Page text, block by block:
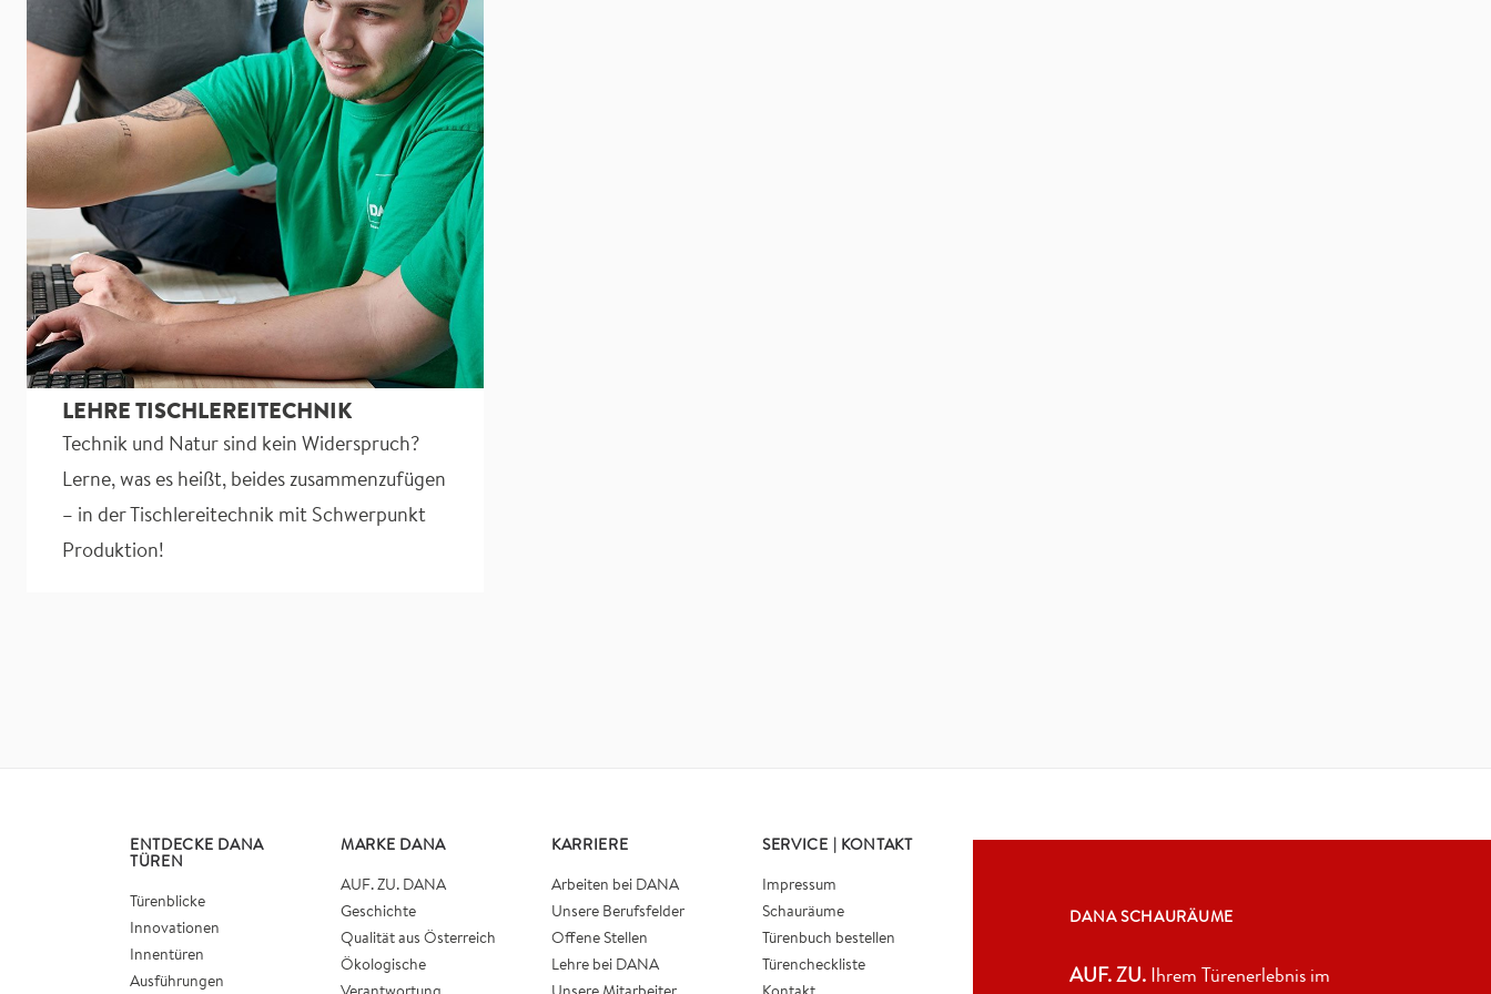
LEHRE TISCHLEREITECHNIK
Technik und Natur sind kein Widerspruch?
Lerne, was es heißt, beides zusammenzufügen
– in der Tischlereitechnik mit Schwerpunkt
Produktion!
ENTDECKE DANA
TÜREN
Türenblicke
Innovationen
Innentüren
Ausführungen
MARKE DANA
AUF. ZU. DANA
Geschichte
Qualität aus Österreich
Ökologische
KARRIERE
Arbeiten bei DANA
Unsere Berufsfelder
Offene Stellen
Lehre bei DANA
SERVICE | KONTAKT
Impressum
Schauräume
Türenbuch bestellen
Türencheckliste
DANA SCHAURÄUME
AUF. ZU. Ihrem Türenerlebnis im